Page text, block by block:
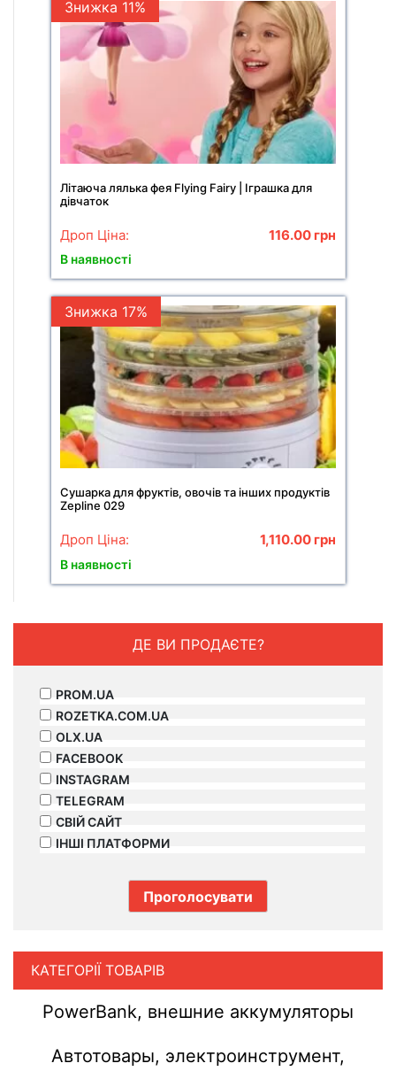
Знижка 11%
Літаюча лялька фея Flying Fairy | Іграшка для
дівчаток
Дроп Ціна: 116.00 грн
В наявності
Знижка 17%
Сушарка для фруктів, овочів та інших продуктів
Zepline 029
Дроп Ціна: 1,110.00 грн
В наявності
ДЕ ВИ ПРОДАЄТЕ?
PROM.UA
ROZETKA.COM.UA
OLX.UA
FACEBOOK
INSTAGRAM
TELEGRAM
СВІЙ САЙТ
ІНШІ ПЛАТФОРМИ
КАТЕГОРІЇ ТОВАРІВ
PowerBank, внешние аккумуляторы
Автотовары, электроинструмент,